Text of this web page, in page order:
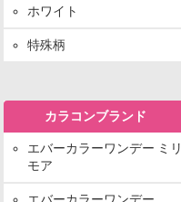
ホワイト
特殊柄
カラコンブランド
エバーカラーワンデー ミリ
モア
エバーカラーワンデー